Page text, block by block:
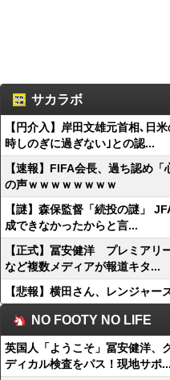
サカラボ
【円介入】岸田文雄元首相､日
時しのぎに過ぎない｣との認...
【速報】FIFA会長、過ち認め
の声ｗｗｗｗｗｗｗｗ
【謎】森保監督「続投の謎」
成できなかったからと言...
【正式】冨安健洋 プレミア
など複数メディアが報道キタ...
【悲報】横田さん、レンジャ
NO FOOTY NO LIFE
英国人「ようこそ」冨安健洋、
ディカル検査をパス！現地サポ...